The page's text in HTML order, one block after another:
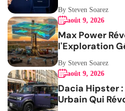
By Steven Soarez
août 9, 2026
Max Power
l'Exploration
By Steven Soarez
août 9, 2026
Dacia Hipster
Urbain Qui